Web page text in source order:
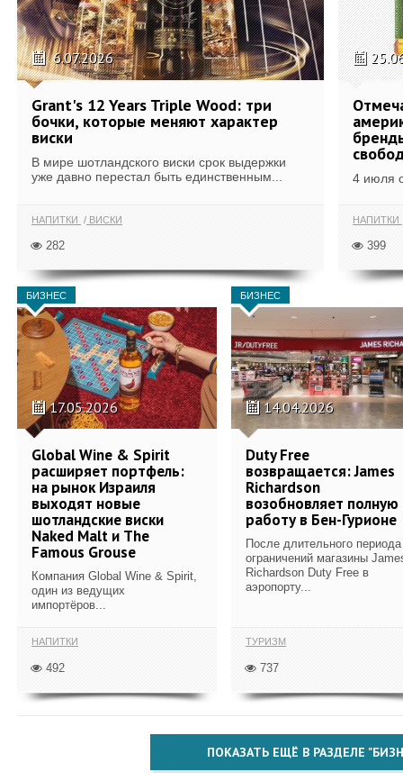
6.07.2026
Grant's 12 Years Triple Wood: три
бочки, которые меняют характер
виски
В мире шотландского виски срок выдержки
уже давно перестал быть единственным...
НАПИТКИ ВИСКИ
282
4 июля
НАПИТКИ
399
БИЗНЕС
17.05.2026
Global Wine & Spirit
расширяет портфель:
на рынок Израиля
выходят новые
шотландские виски
Naked Malt и The
Famous Grouse
Компания Global Wine & Spirit,
один из ведущих
импортёров...
НАПИТКИ
492
БИЗНЕС
14.04.2026
Duty Free
возвращается: James
Richardson
возобновляет полную
работу в Бен-Гурионе
После длительного периода
ограничений магазины
Richardson Duty Free в
аэропорту...
ТУРИЗМ
737
ПОКАЗАТЬ ЕЩЁ В РАЗДЕЛЕ